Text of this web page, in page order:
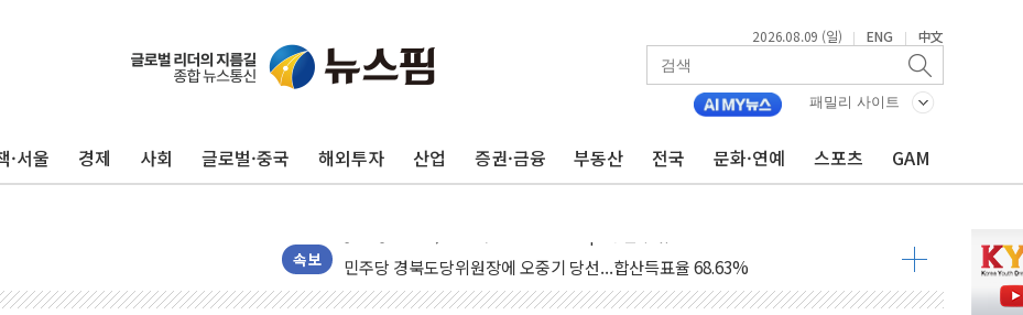
2026.08.09 (일) | ENG | 中文
패밀리 사이트
·서울 경제 사회 글로벌·중국 해외투자 산업 증권·금융 부동산 전국 문화·연예 스포츠 GAM
속보
125mm 폭우 쏟아진 울진...'두천~하당'·'올미골교' 차량 통행 선제 제한
포항 블루밸리 국가산단에 '철강 AI융합실증센터' 들어선다
상주 낙동강 선착장 하류서 50대 숨진 채 발견...경찰, 조사 중
민주당 경북도당위원장에 오중기 당선...합산득표율 68.63%
인천서 말다툼 중 어머니 살해 10대 구속…범행 후 반려견도 죽여